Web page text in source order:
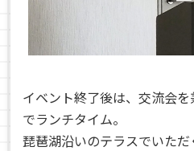
イベント終了後は、交流会
でランチタイム。
琵琶湖沿いのテラスでいた